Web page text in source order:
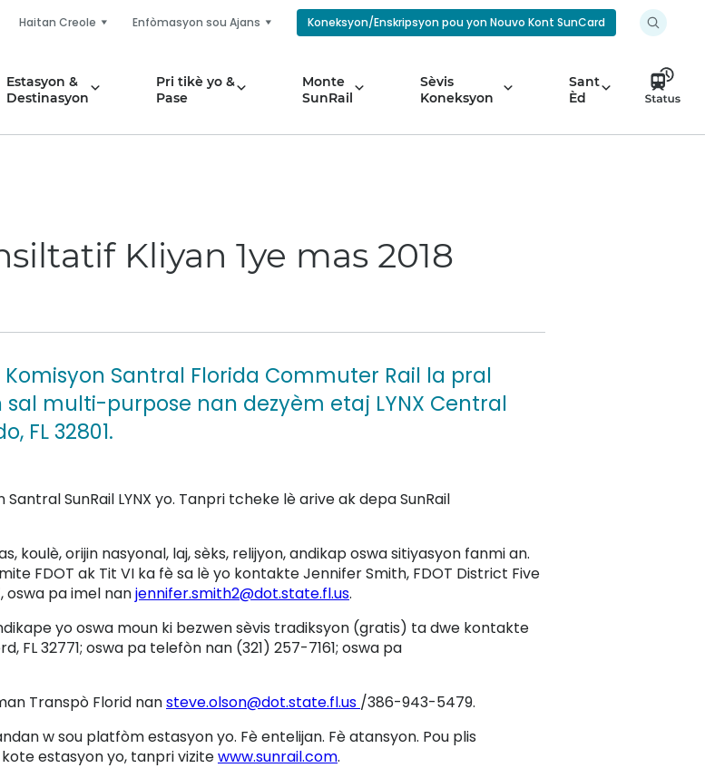
Haitan Creole Enfòmasyon sou Ajans Koneksyon/Enskripsyon pou yon Nouvo Kont SunCard
Estasyon &
Destinasyon
Pri tikè yo &
Pase
Monte
SunRail
Sèvis
Koneksyon
Sant
Èd
Kliyan 1ye mas 2018
Santral Florida Commuter Rail la pral
sal multi-purpose nan dezyèm etaj LYNX Central
FL 32801.
SunRail LYNX yo. Tanpri tcheke lè arive ak depa SunRail
koulè, orijin nasyonal, laj, sèks, relijyon, andikap oswa sitiyasyon fanmi an.
FDOT ak Tit VI ka fè sa lè yo kontakte Jennifer Smith, FDOT District Five
pa imel nanjennifer.smith2@dot.state.fl.us.
yo oswa moun ki bezwen sèvis tradiksyon (gratis) ta dwe kontakte
FL 32771; oswa pa telefòn nan (321) 257-7161; oswa pa
Transpò Florid nansteve.olson@dot.state.fl.us /386-943-5479.
w sou platfòm estasyon yo. Fè entelijan. Fè atansyon. Pou plis
estasyon yo, tanpri vizitewww.sunrail.com.